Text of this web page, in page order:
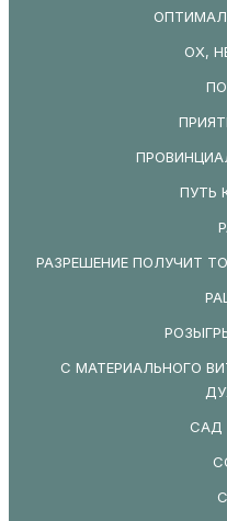
ОХ,
ПУТЬ
РАЗРЕШЕНИЕ ПОЛУЧИТ
С МАТЕРИАЛЬНОГО
САД